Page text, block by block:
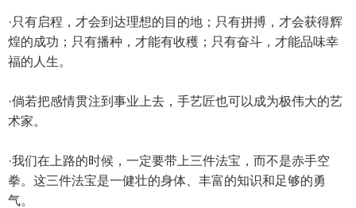
·只有启程，才会到达理想的目的地；只有拼搏，才会获得辉
煌的成功；只有播种，才能有收穫；只有奋斗，才能品味幸
福的人生。
·倘若把感情贯注到事业上去，手艺匠也可以成为极伟大的艺
术家。
·我们在上路的时候，一定要带上三件法宝，而不是赤手空
拳。这三件法宝是一健壮的身体、丰富的知识和足够的勇
气。